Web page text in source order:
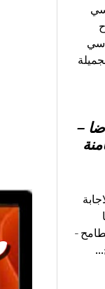
7 اساسي
7 اساسي
–
-